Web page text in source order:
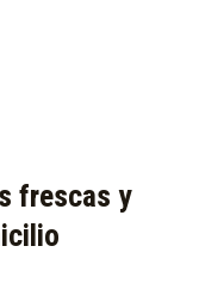
frescas y